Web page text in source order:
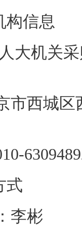
构信息
大机关
西城区
式
式
李彬